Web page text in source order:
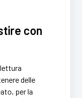
con
delle
per la